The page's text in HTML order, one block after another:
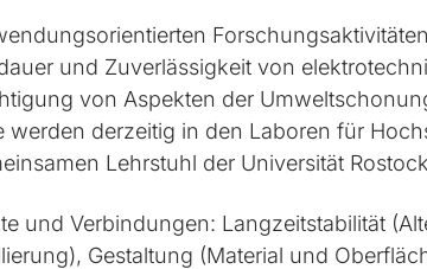
und Zu­verlässig­keit von
von As­pek­ten der
wer­den der­zei­tig in den La­bo­ren für
Lehr­stuhl der Uni­ver­sität
und Ver­bin­dun­gen: Lang­zeit­sta­bi­lität
Ge­stal­tung (Ma­te­ri­al und